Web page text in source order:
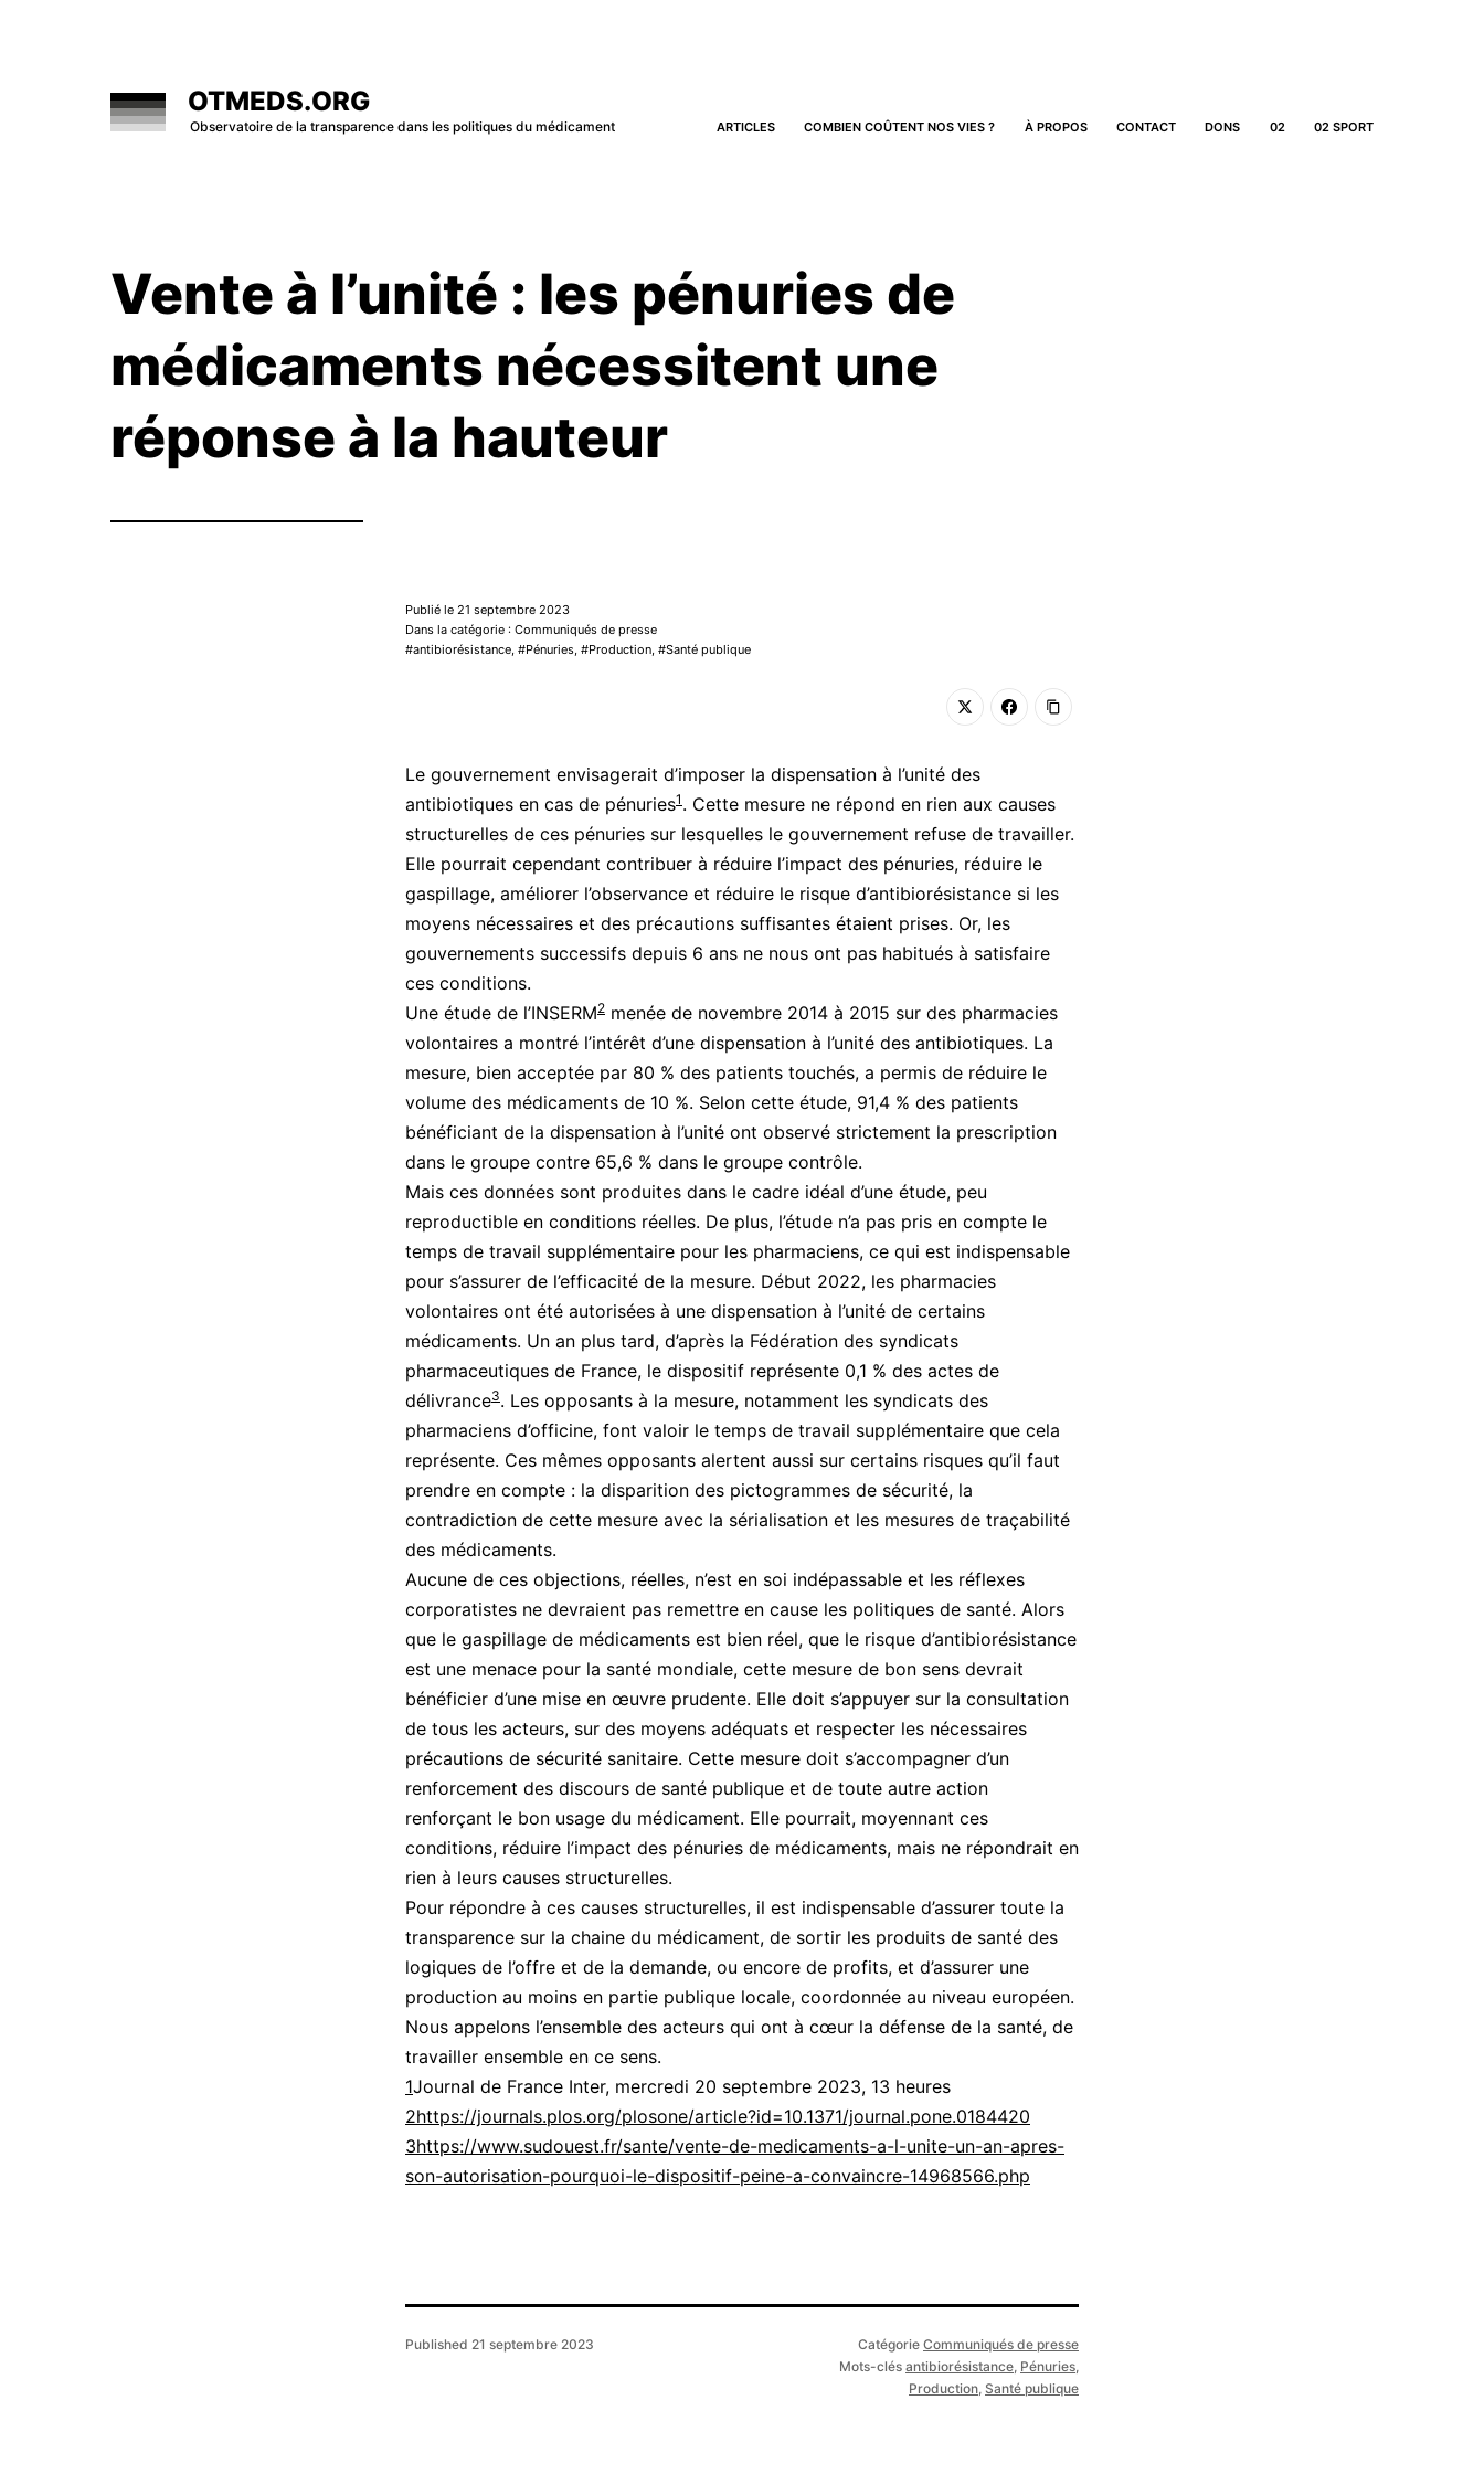
OTMEDS.ORG
Observatoire de la transparence dans les politiques du médicament ARTICLES COMBIEN COÛTENT NOS VIES ? À PROPOS CONTACT DONS 02 02 SPORT
Vente à l’unité : les pénuries de
médicaments nécessitent une
réponse à la hauteur
Publié le 21 septembre 2023
Dans la catégorie : Communiqués de presse
antibiorésistance
Pénuries Production Santé publique
Le gouvernement envisagerait d’imposer la dispensation à l’unité des
antibiotiques en cas de pénuries1 . Cette mesure ne répond en rien aux causes
structurelles de ces pénuries sur lesquelles le gouvernement refuse de travailler.
Elle pourrait cependant contribuer à réduire l’impact des pénuries, réduire le
gaspillage, améliorer l’observance et réduire le risque d’antibiorésistance si les
moyens nécessaires et des précautions suffisantes étaient prises. Or, les
gouvernements successifs depuis 6 ans ne nous ont pas habitués à satisfaire
ces conditions.
Une étude de l’INSERM2 menée de novembre 2014 à 2015 sur des pharmacies
volontaires a montré l’intérêt d’une dispensation à l’unité des antibiotiques. La
mesure, bien acceptée par 80 % des patients touchés, a permis de réduire le
volume des médicaments de 10 %. Selon cette étude, 91,4 % des patients
bénéficiant de la dispensation à l’unité ont observé strictement la prescription
dans le groupe contre 65,6 % dans le groupe contrôle.
Mais ces données sont produites dans le cadre idéal d’une étude, peu
reproductible en conditions réelles. De plus, l’étude n’a pas pris en compte le
temps de travail supplémentaire pour les pharmaciens, ce qui est indispensable
pour s’assurer de l’efficacité de la mesure. Début 2022, les pharmacies
volontaires ont été autorisées à une dispensation à l’unité de certains
médicaments. Un an plus tard, d’après la Fédération des syndicats
pharmaceutiques de France, le dispositif représente 0,1 % des actes de
délivrance3. Les opposants à la mesure, notamment les syndicats des
pharmaciens d’officine, font valoir le temps de travail supplémentaire que cela
représente. Ces mêmes opposants alertent aussi sur certains risques qu’il faut
prendre en compte : la disparition des pictogrammes de sécurité, la
contradiction de cette mesure avec la sérialisation et les mesures de traçabilité
des médicaments.
Aucune de ces objections, réelles, n’est en soi indépassable et les réflexes
corporatistes ne devraient pas remettre en cause les politiques de santé. Alors
que le gaspillage de médicaments est bien réel, que le risque d’antibiorésistance
est une menace pour la santé mondiale, cette mesure de bon sens devrait
bénéficier d’une mise en œuvre prudente. Elle doit s’appuyer sur la consultation
de tous les acteurs, sur des moyens adéquats et respecter les nécessaires
précautions de sécurité sanitaire. Cette mesure doit s’accompagner d’un
renforcement des discours de santé publique et de toute autre action
renforçant le bon usage du médicament. Elle pourrait, moyennant ces
conditions, réduire l’impact des pénuries de médicaments, mais ne répondrait en
rien à leurs causes structurelles.
Pour répondre à ces causes structurelles, il est indispensable d’assurer toute la
transparence sur la chaine du médicament, de sortir les produits de santé des
logiques de l’offre et de la demande, ou encore de profits, et d’assurer une
production au moins en partie publique locale, coordonnée au niveau européen.
Nous appelons l’ensemble des acteurs qui ont à cœur la défense de la santé, de
travailler ensemble en ce sens.
1Journal de France Inter, mercredi 20 septembre 2023, 13 heures
2https://journals.plos.org/plosone/article?id=10.1371/journal.pone.0184420
3https://www.sudouest.fr/sante/vente-de-medicaments-a-l-unite-un-an-apres-
son-autorisation-pourquoi-le-dispositif-peine-a-convaincre-14968566.php
Published 21 septembre 2023 Catégorie Communiqués de presse
Mots-clés antibiorésistance, Pénuries,
Production, Santé publique